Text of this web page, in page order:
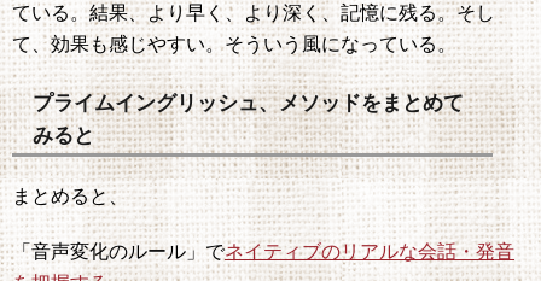
ている。結果、より早く、より深く、記憶に残る。そし
て、効果も感じやすい。そういう風になっている。
プライムイングリッシュ、メソッドをまとめて
みると
まとめると、
「音声変化のルール」でネイティブのリアルな会話・発音